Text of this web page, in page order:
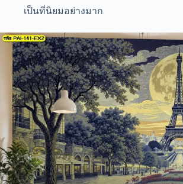
เป็นที่นิยมอย่างมาก